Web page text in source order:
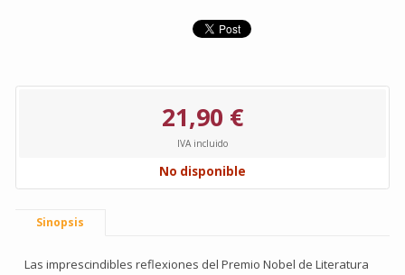
21,90 €
IVA incluido
No disponible
Sinopsis
Las imprescindibles reflexiones del Premio Nobel de Literatura